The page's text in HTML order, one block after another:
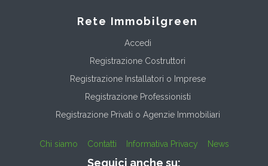
Rete Immobilgreen
Accedi
Registrazione Costruttori
Registrazione Installatori o Imprese
Registrazione Professionisti
Registrazione Privati o Agenzie Immobiliari
Chi siamo Contatti Informativa Privacy News
Seguici anche su: